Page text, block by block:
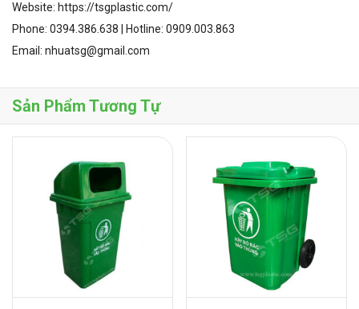
Website: https://tsgplastic.com/
Phone: 0394.386.638 | Hotline: 0909.003.863
Email: nhuatsg@gmail.com
Sản Phẩm Tương Tự